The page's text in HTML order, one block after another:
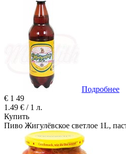
Подробнее
€ 1 49
1.49 € / 1 л.
Купить
Пиво Жигулёвское светлое 1L,